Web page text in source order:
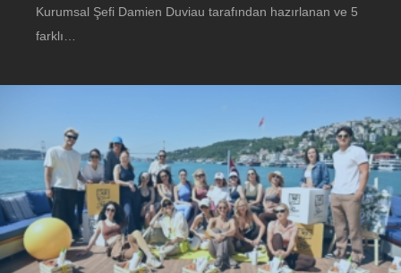
Kurumsal Şefi Damien Duviau tarafından hazırlanan ve 5
farklı…